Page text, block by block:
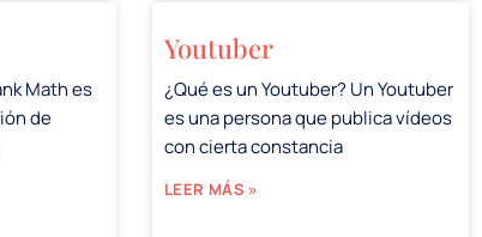
Math es
de
Youtuber
¿Qué es un Youtuber? Un Youtuber
es una persona que publica vídeos
con cierta constancia
LEER MÁS »